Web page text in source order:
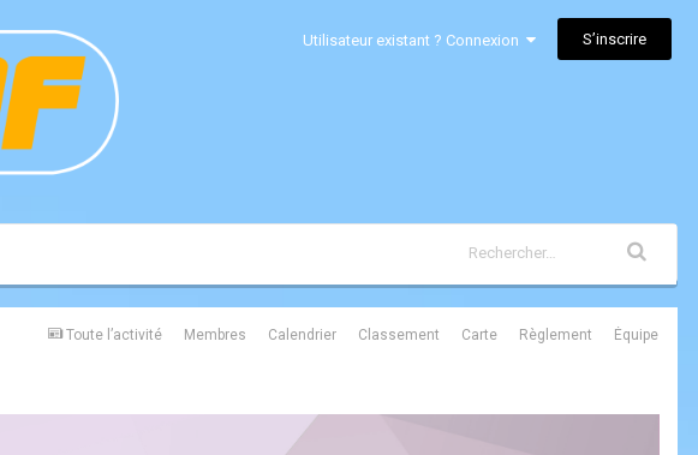
Utilisateur existant ? Connexion S’inscrire
Toute l’activité Membres Calendrier Classement Carte Règlement Équipe